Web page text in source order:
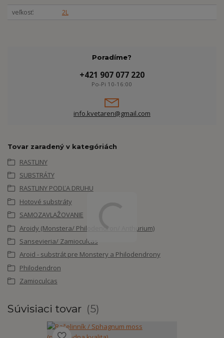
veľkosť 2L
Poradíme?
+421 907 077 220
Po-Pi 10-16:00
info.kvetaren@gmail.com
Tovar zaradený v kategóriách
RASTLINY
SUBSTRÁTY
RASTLINY PODĽA DRUHU
Hotové substráty
SAMOZAVLAŽOVANIE
Aroidy (Monstera/ Philodendron/ Anthurium)
Sansevieria/ Zamioculcas
Aroid - substrát pre Monstery a Philodendrony
Philodendron
Zamioculcas
Súvisiaci tovar 5